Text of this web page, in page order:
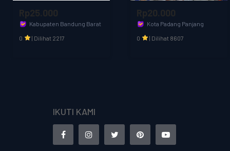
Rp20.000
Kota Padang Panjang
0 | Dilihat 8607
Rp18.000
Kota Padang Panjang
0 | Dilihat 4277
IKUTI KAMI